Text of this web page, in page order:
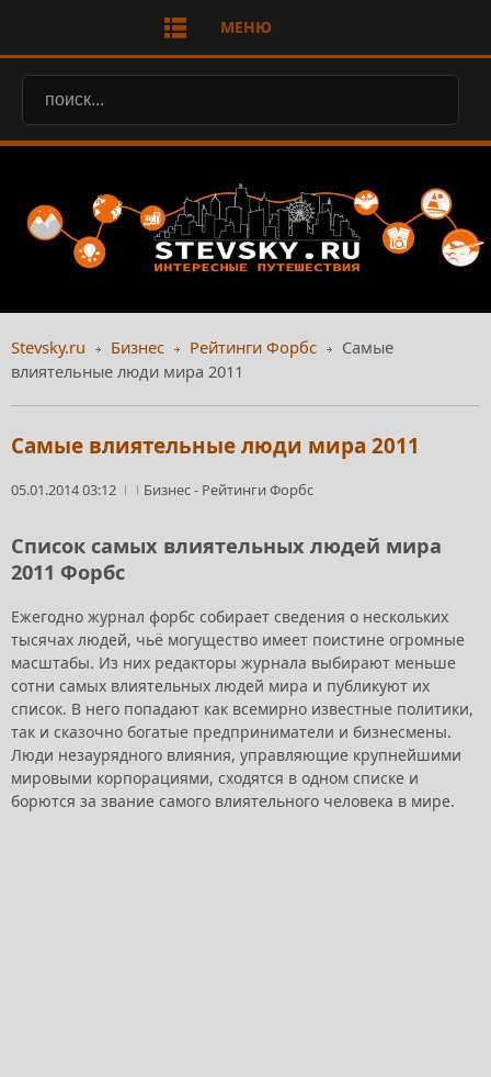
МЕНЮ
Stevsky.ru Бизнес Рейтинги Форбс
Самые
влиятельные люди мира 2011
Самые влиятельные люди мира 2011
05.01.2014 03:12 Бизнес- Рейтинги Форбс
Список самых влиятельных людей мира
2011 Форбс
Ежегодно журнал форбс собирает сведения о нескольких
тысячах людей, чьё могущество имеет поистине огромные
масштабы. Из них редакторы журнала выбирают меньше
сотни самых влиятельных людей мира и публикуют их
список. В него попадают как всемирно известные политики,
так и сказочно богатые предприниматели и бизнесмены.
Люди незаурядного влияния, управляющие крупнейшими
мировыми корпорациями, сходятся в одном списке и
борются за звание самого влиятельного человека в мире.